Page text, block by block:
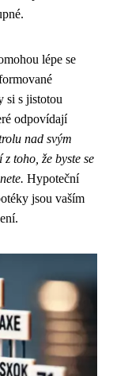
lépe se
si s jistotou
odpovídají
nad svým
toho, že byste se
Hypoteční
jsou vaším